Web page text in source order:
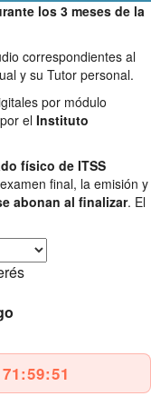
los 3 meses de la
correspondientes al
y su Tutor personal.
por módulo
elInstituto
físico de ITSS
final, la emisión y
abonan al finalizar. El
71:59:50